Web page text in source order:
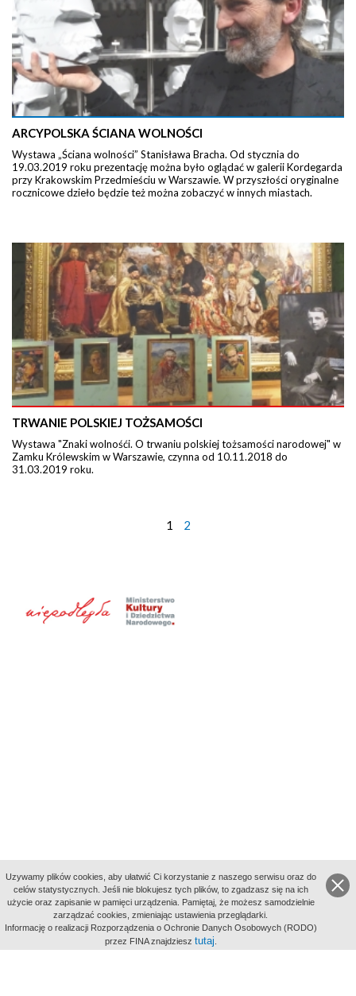
ARCYPOLSKA ŚCIANA WOLNOŚCI
Wystawa „Ściana wolności” Stanisława Bracha. Od stycznia do
19.03.2019 roku prezentację można było oglądać w galerii Kordegarda
przy Krakowskim Przedmieściu w Warszawie. W przyszłości oryginalne
rocznicowe dzieło będzie też można zobaczyć w innych miastach.
TRWANIE POLSKIEJ TOŻSAMOŚCI
Wystawa "Znaki wolnośći. O trwaniu polskiej tożsamości narodowej" w
Zamku Królewskim w Warszawie, czynna od 10.11.2018 do
31.03.2019 roku.
1 2
aktywności
Uzywamy plików cookies, aby ułatwić Ci korzystanie z naszego serwisu oraz do
celów statystycznych. Jeśli nie blokujesz tych plików, to zgadzasz się na ich
użycie oraz zapisanie w pamięci urządzenia. Pamiętaj, że możesz samodzielnie
zarządzać cookies, zmieniając ustawienia przeglądarki.
Informację o realizacji Rozporządzenia o Ochronie Danych Osobowych (RODO)
przez FINA znajdziesz tutaj